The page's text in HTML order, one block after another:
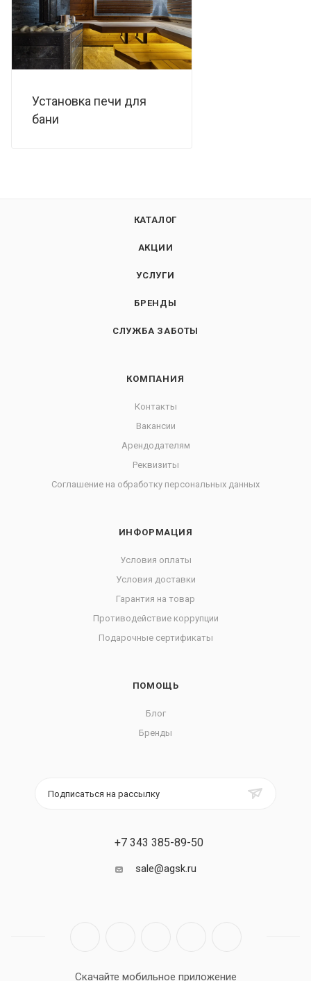
Установка печи для
бани
КАТАЛОГ
АКЦИИ
УСЛУГИ
БРЕНДЫ
СЛУЖБА ЗАБОТЫ
КОМПАНИЯ
Контакты
Вакансии
Арендодателям
Реквизиты
Соглашение на обработку персональных данных
ИНФОРМАЦИЯ
Условия оплаты
Условия доставки
Гарантия на товар
Противодействие коррупции
Подарочные сертификаты
ПОМОЩЬ
Блог
Бренды
Подписаться на рассылку
+7 343 385-89-50
sale@agsk.ru
Скачайте мобильное приложение